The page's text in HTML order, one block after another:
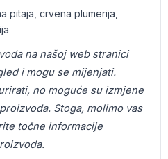
pitaja, crvena plumerija,
na našoj web stranici
i mogu se mijenjati.
no moguće su izmjene
Stoga, molimo vas
točne informacije